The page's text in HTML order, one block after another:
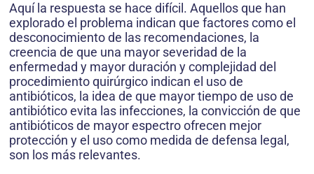
Aquí la respuesta se hace difícil. Aquellos que han
explorado el problema indican que factores como el
desconocimiento de las recomendaciones, la
creencia de que una mayor severidad de la
enfermedad y mayor duración y complejidad del
procedimiento quirúrgico indican el uso de
antibióticos, la idea de que mayor tiempo de uso de
antibiótico evita las infecciones, la convicción de que
antibióticos de mayor espectro ofrecen mejor
protección y el uso como medida de defensa legal,
son los más relevantes.